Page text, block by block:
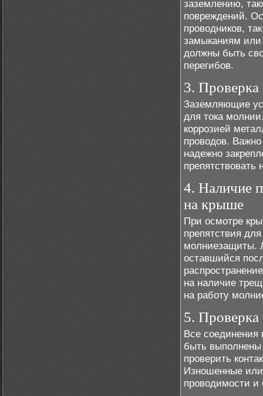
заземлению,
повреждений.
проводников,
замыканиям
должны быть
перегибов.
3.
Заземляющие
для тока
коррозией
проводов.
надежно
4. Наличие
на крыше
При осмотре
препятствия
молниезащиты.
оставшийся
на наличие
на работу
5. Проверка
Все
быть
проверить
Изношенные
проводимости